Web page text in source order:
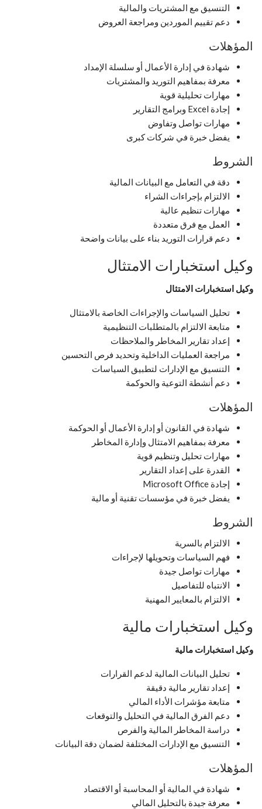
التنسيق مع المشتريات والمالية
دعم تقييم الموردين ومراجعة العروض
المؤهلات
شهادة في إدارة الأعمال أو سلسلة الإمداد
معرفة بمفاهيم التوريد والمشتريات
مهارات تحليلية قوية
إجادة Excel وبرامج التقارير
مهارات تواصل وتفاوض
يفضل خبرة في شركات كبرى
الشروط
دقة في التعامل مع البيانات المالية
الالتزام بإجراءات الشراء
مهارات تنظيم عالية
العمل مع فرق متعددة
دعم قرارات التوريد بناء على بيانات واضحة
وكيل استخبارات الامتثال
وكيل استخبارات الامتثال
تحليل السياسات والإجراءات الخاصة بالامتثال
متابعة الالتزام بالمتطلبات التنظيمية
إعداد تقارير المخاطر والملاحظات
مراجعة العمليات الداخلية وتحديد فرص التحسين
التنسيق مع الإدارات لتطبيق السياسات
دعم أنشطة التوعية والحوكمة
المؤهلات
شهادة في القانون أو إدارة الأعمال أو الحوكمة
معرفة بمفاهيم الامتثال وإدارة المخاطر
مهارات تحليل وتنظيم قوية
القدرة على إعداد التقارير
إجادة Microsoft Office
يفضل خبرة في مؤسسات تقنية أو مالية
الشروط
الالتزام بالسرية
فهم السياسات وتحويلها لإجراءات
مهارات تواصل جيدة
الانتباه للتفاصيل
الالتزام بالمعايير المهنية
وكيل استخبارات مالية
وكيل استخبارات مالية
تحليل البيانات المالية لدعم القرارات
إعداد تقارير مالية دقيقة
متابعة مؤشرات الأداء المالي
دعم الفرق المالية في التحليل والتوقعات
دراسة المخاطر المالية والفرص
التنسيق مع الإدارات المختلفة لضمان دقة البيانات
المؤهلات
شهادة في المالية أو المحاسبة أو الاقتصاد
معرفة جيدة بالتحليل المالي